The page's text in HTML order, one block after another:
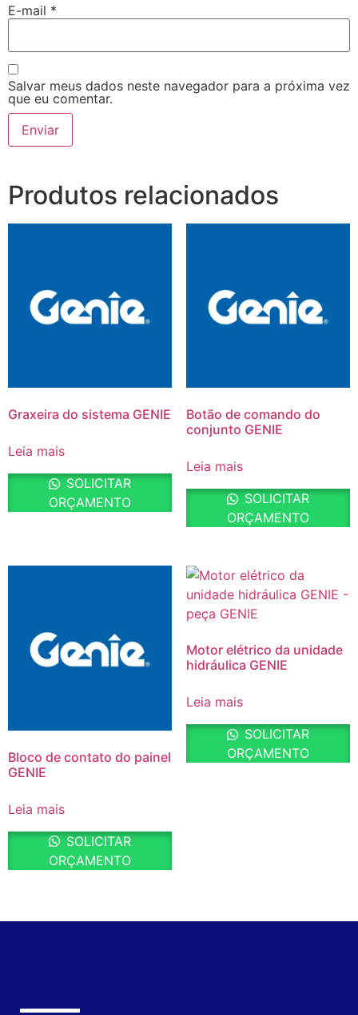
E-mail *
Salvar meus dados neste navegador para a próxima vez
que eu comentar.
Produtos relacionados
Graxeira do sistema GENIE
Leia mais
SOLICITAR
ORÇAMENTO
Botão de comando do
conjunto GENIE
Leia mais
SOLICITAR
ORÇAMENTO
Bloco de contato do painel
GENIE
Leia mais
SOLICITAR
ORÇAMENTO
Motor elétrico da unidade
hidráulica GENIE
Leia mais
SOLICITAR
ORÇAMENTO